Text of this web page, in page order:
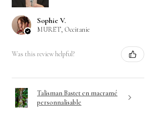
Sophie V.
MURET, Occitanie
Was this review helpful?
Talisman Bastet en macramé
personnalisable